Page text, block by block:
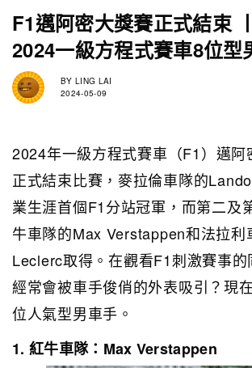
F1邁阿密大獎賽正式結束
2024一級方程式賽車8位型
BY LING LAI
2024-05-09
2024年一級方程式賽車（F1）邁阿
正式結束比賽，麥拉倫車隊的
業生涯首個F1分站冠軍，而第二及
牛車隊的Max Verstappen和法拉
Leclerc取得。在觀看F1刺激賽事的
經常會被車手俊俏的外表吸引？現
位人氣型男車手。
1. 紅牛車隊：Max Verstappen